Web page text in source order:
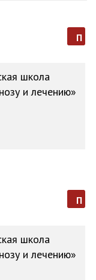
п
школа
и лечению»
п
школа
и лечению»